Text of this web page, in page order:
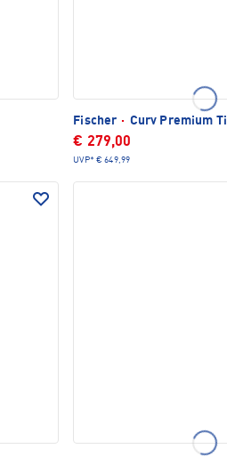
Fischer · Curv Premium Ti
€ 279,00
UVP* € 649,99